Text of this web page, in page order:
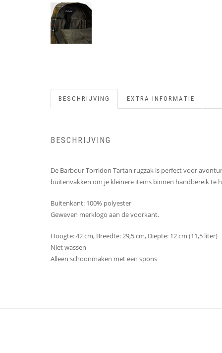
BESCHRIJVING EXTRA INFORMATIE
BESCHRIJVING
De Barbour Torridon Tartan rugzak is perfect voor
buitenvakken om je kleinere items binnen handbereik te
Buitenkant: 100% polyester
Geweven merklogo aan de voorkant.
Hoogte: 42 cm, Breedte: 29,5 cm, Diepte: 12 cm (11,5 liter)
Niet wassen
Alleen schoonmaken met een spons